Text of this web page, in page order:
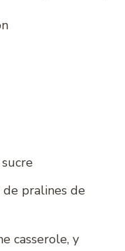
de pralines de
casserole, y